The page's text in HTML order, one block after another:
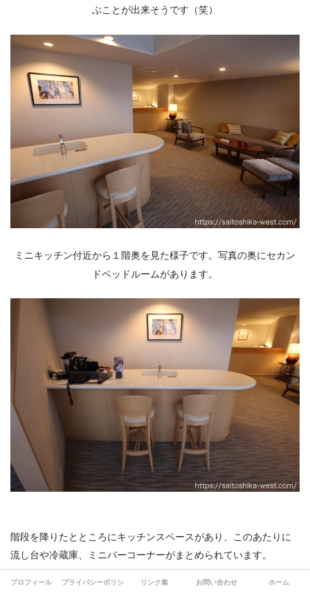
ぶことが出来そうです（笑）
ミニキッチン付近から１階奥を見た様子です。写真の奥にセカン
ドベッドルームがあります。
階段を降りたとところにキッチンスペースがあり、このあたりに
流し台や冷蔵庫、ミニバーコーナーがまとめられています。
プロフィール プライバシーポリシー リンク集 お問い合わせ ホーム